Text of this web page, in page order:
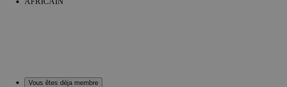
Vous êtes déja membre